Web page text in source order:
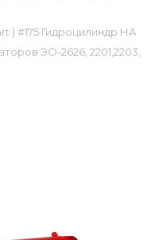
) #175 Гидроцилиндр НА
ЭО-2626, 2201,2203,